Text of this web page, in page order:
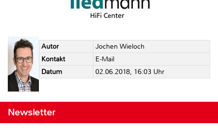
Autor
Jochen Wieloch
Kontakt
E-Mail
Datum
02.06.2018, 16:03 Uhr
Newsletter